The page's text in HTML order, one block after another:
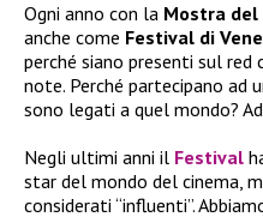
Ogni anno con la Mostra del
anche come Festival di
perché siano presenti sul red
note. Perché partecipano ad
sono legati a quel mondo?
Negli ultimi anni il Festival
star del mondo del cinema,
considerati “influenti”.